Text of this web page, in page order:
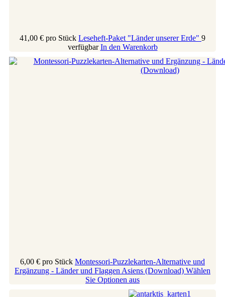
41,00 € pro Stück Leseheft-Paket "Länder unserer Erde" 9
verfügbar In den Warenkorb
6,00 € pro Stück Montessori-Puzzlekarten-Alternative und
Ergänzung - Länder und Flaggen Asiens (Download) Wählen
Sie Optionen aus